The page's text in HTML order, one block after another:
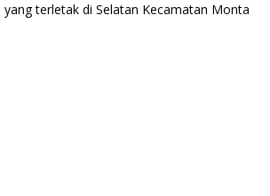
terletak di Selatan Kecamatan Monta